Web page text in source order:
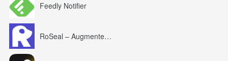
Feedly Notifier
RoSeal – Augmented Roblox Experience